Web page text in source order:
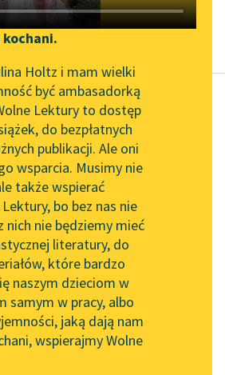
Zgłoś brak utworu
x
na
Narzędzia
Mapa Wolnych Lektur
Leśmianator
Przewodnik dla piszących i
czytających
API
OAI-PMH
Widget Wolnych Lektur
Przypisy
Holtz i mam wielki
być ambasadorką
Lektury to dostęp
do bezpłatnych
publikacji. Ale oni
wsparcia. Musimy nie
także wspierać
bo bez nas nie
nich nie będziemy mieć
literatury, do
które bardzo
naszym dzieciom w
samym w pracy, albo
jaką dają nam
wspierajmy Wolne
Zygmunt Krasiński
Irydion
Duch mój wewnątrz
spokojny i zimny,
niczego nie żałuje,
niczego nie pragnie i
niczego się...
Czytaj więcej